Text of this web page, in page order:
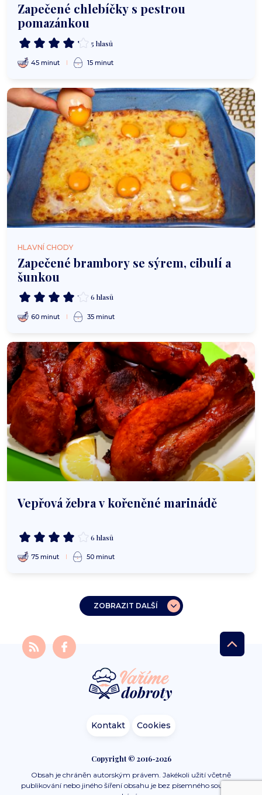
Zapečené chlebíčky s pestrou
pomazánkou
5 hlasů
45 minut 15 minut
HLAVNÍ CHODY
Zapečené brambory se sýrem, cibulí a
šunkou
6 hlasů
60 minut 35 minut
Vepřová žebra v kořeněné marinádě
6 hlasů
75 minut 50 minut
ZOBRAZIT DALŠÍ
Kontakt Cookies
Copyright © 2016-2026
Obsah je chráněn autorským právem. Jakékoli užití včetně
publikování nebo jiného šíření obsahu je bez písemného souhlasu